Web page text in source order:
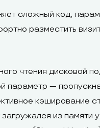
сложный код,
разместить
чтения дисковой
параметр —
кэширование
из памяти